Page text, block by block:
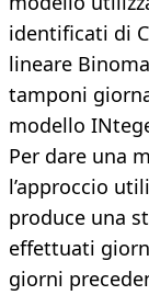
identificati di
lineare
tamponi
modello
Per dare una
l’approccio
produce una
effettuati
giorni